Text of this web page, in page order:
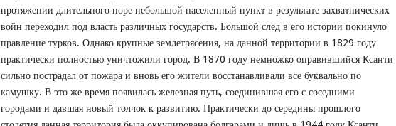
протяжении длительного поре небольшой населенный пункт в результате захватнических
войн переходил под власть различных государств. Большой след в его истории покинуло
правление турков. Однако крупные землетрясения, на данной территории в 1829 году
практически полностью уничтожили город. В 1870 году немножко оправившийся Ксанти
сильно пострадал от пожара и вновь его жители восстанавливали все буквально по
камушку. В это же время появилась железная путь, соединившая его с соседними
городами и давшая новый толчок к развитию. Практически до середины прошлого